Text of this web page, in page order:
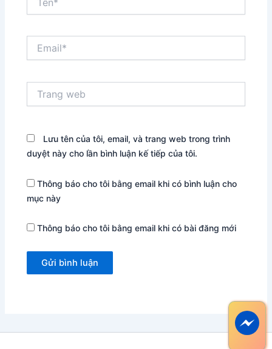
web
Lưu tên của tôi, email, và trang web trong trình
duyệt này cho lần bình luận kế tiếp của tôi.
Thông báo cho tôi bằng email khi có bình luận cho
mục này
Thông báo cho tôi bằng email khi có bài đăng mới